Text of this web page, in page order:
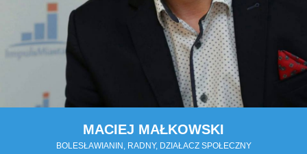
MACIEJ MAŁKOWSKI
BOLESŁAWIANIN, RADNY, DZIAŁACZ SPOŁECZNY